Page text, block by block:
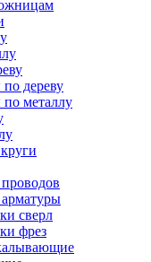
дереву
металлу
сверл
фрез